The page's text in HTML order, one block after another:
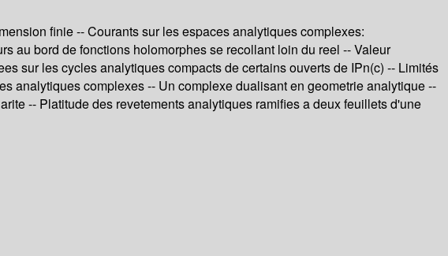
finie -- Courants sur les espaces analytiques complexes:
au bord de fonctions holomorphes se recollant loin du reel -- Valeur
sur les cycles analytiques compacts de certains ouverts de IPn(c) -- Limités
analytiques complexes -- Un complexe dualisant en geometrie analytique --
-- Platitude des revetements analytiques ramifies a deux feuillets d'une